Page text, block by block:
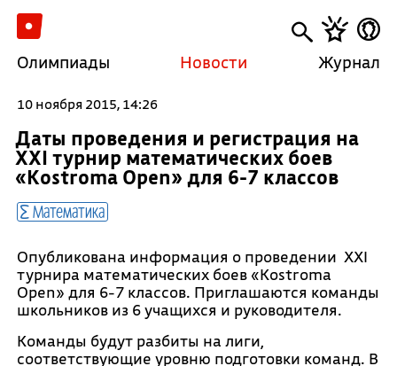
Олимпиады Новости Журнал
10 ноября 2015, 14:26
Даты проведения и регистрация на
XXI турнир математических боев
«Kostroma Open» для 6-7 классов
Математика
Опубликована информация о проведении XXI
турнира математических боев «Kostroma
Open» для 6-7 классов. Приглашаются команды
школьников из 6 учащихся и руководителя.
Команды будут разбиты на лиги,
соответствующие уровню подготовки команд. В